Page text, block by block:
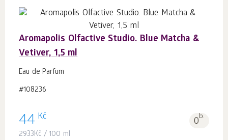
Aromapolis Olfactive Studio. Blue Matcha &
Vetiver, 1,5 ml
Eau de Parfum
#108236
44 Kč 0b.
2933Kč / 100 ml